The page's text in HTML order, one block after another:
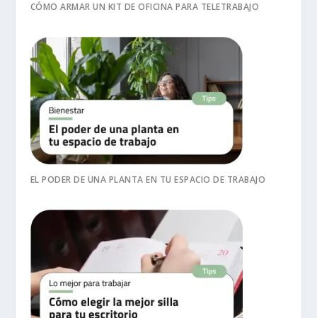
CÓMO ARMAR UN KIT DE OFICINA PARA TELETRABAJO
EL PODER DE UNA PLANTA EN TU ESPACIO DE TRABAJO